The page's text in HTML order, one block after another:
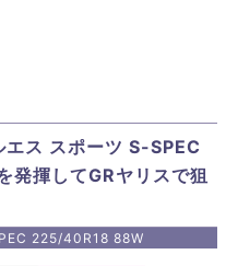
ス スポーツ S-SPEC
発揮してGRヤリスで狙
225/40R18 88W